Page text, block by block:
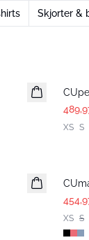
Skjorter &
XS S
XS S